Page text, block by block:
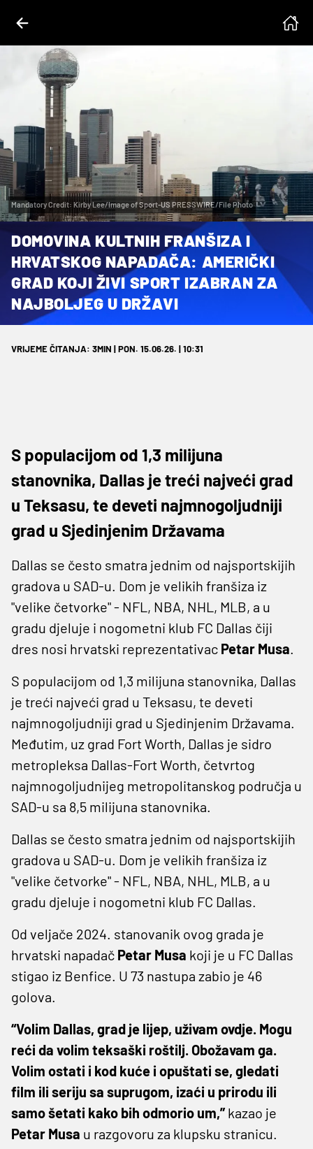
Mandatory Credit: Kirby Lee/Image of Sport-US PRESSWIRE/File Photo
DOMOVINA KULTNIH FRANŠIZA I
HRVATSKOG NAPADAČA: AMERIČKI
GRAD KOJI ŽIVI SPORT IZABRAN ZA
NAJBOLJEG U DRŽAVI
VRIJEME ČITANJA: 3MIN | PON. 15.06.26. | 10:31
S populacijom od 1,3 milijuna
stanovnika, Dallas je treći najveći grad
u Teksasu, te deveti najmnogoljudniji
grad u Sjedinjenim Državama
Dallas se često smatra jednim od najsportskijih
gradova u SAD-u. Dom je velikih franšiza iz
"velike četvorke" - NFL, NBA, NHL, MLB, a u
gradu djeluje i nogometni klub FC Dallas čiji
dres nosi hrvatski reprezentativac Petar Musa.
S populacijom od 1,3 milijuna stanovnika, Dallas
je treći najveći grad u Teksasu, te deveti
najmnogoljudniji grad u Sjedinjenim Državama.
Međutim, uz grad Fort Worth, Dallas je sidro
metropleksa Dallas-Fort Worth, četvrtog
najmnogoljudnijeg metropolitanskog područja u
SAD-u sa 8,5 milijuna stanovnika.
Dallas se često smatra jednim od najsportskijih
gradova u SAD-u. Dom je velikih franšiza iz
"velike četvorke" - NFL, NBA, NHL, MLB, a u
gradu djeluje i nogometni klub FC Dallas.
Od veljače 2024. stanovanik ovog grada je
hrvatski napadač Petar Musa koji je u FC Dallas
stigao iz Benfice. U 73 nastupa zabio je 46
golova.
“Volim Dallas, grad je lijep, uživam ovdje. Mogu
reći da volim teksaški roštilj. Obožavam ga.
Volim ostati i kod kuće i opuštati se, gledati
film ili seriju sa suprugom, izaći u prirodu ili
samo šetati kako bih odmorio um,” kazao je
Petar Musa u razgovoru za klupsku stranicu.